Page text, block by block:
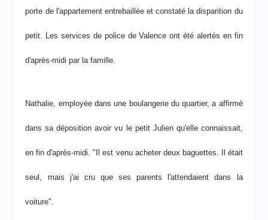
porte de l'appartement entrebaillée et constaté la disparition du
petit. Les services de police de Valence ont été alertés en fin
d'après-midi par la famille.
Nathalie, employée dans une boulangerie du quartier, a affirmé
dans sa déposition avoir vu le petit Julien qu'elle connaissait,
en fin d'après-midi. "Il est venu acheter deux baguettes. Il était
seul, mais j'ai cru que ses parents l'attendaient dans la
voiture".